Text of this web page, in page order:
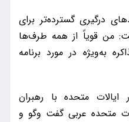
درگیری گسترده‌تر برای
من قویاً از همه طرف‌ها
به‌ویژه در مورد برنامه
متحده با رهبران
متحده عربی گفت وگو و